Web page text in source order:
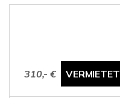
310,- € VERMIETET